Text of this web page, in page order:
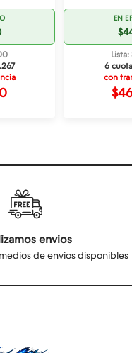
EN
6
con
envios
de envios disponibles